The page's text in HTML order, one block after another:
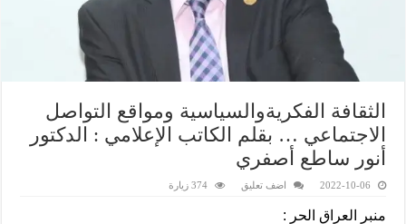
الثقافة الفكريةوالسياسية ومواقع التواصل
الاجتماعي … بقلم الكاتب الإعلامي : الدكتور
أنور ساطع أصفري
2022-10-06 اضف تعليق 374 زيارة
منبر العراق الحر :